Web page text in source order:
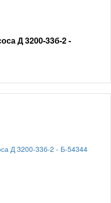
Д 3200-33б-2 -